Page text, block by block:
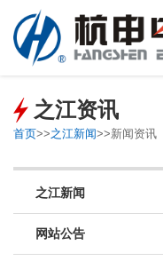
之江资讯
首页>>之江新闻>>新闻资讯
之江新闻
网站公告